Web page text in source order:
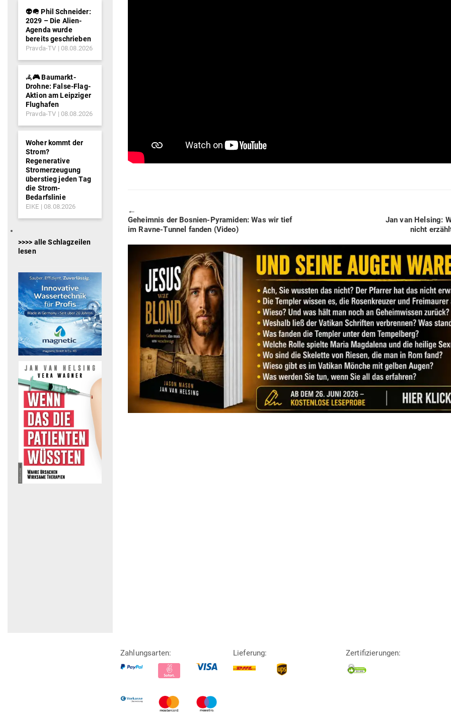
🠔
Previous
post:
Geheimnis der Bosnien-Pyra­miden: Was wir tief
im Ravne-Tunnel fanden (Video)
Next
Jan van Helsing:
nicht
👽🪖 Phil Schneider:
2029 – Die Alien-
Agenda wurde
bereits geschrieben
Pravda-TV 08.08.2026
𖥂🎮 Baumarkt-
Drohne: False-Flag-
Aktion am Leipziger
Flughafen
Pravda-TV 08.08.2026
Woher kommt der
Strom?
Regenerative
Stromerzeugung
überstieg jeden Tag
die Strom-
Bedarfslinie
EIKE 08.08.2026
>>>> alle Schlagzeilen
lesen
Zahlungsarten: Lieferung: Zertifizierungen: